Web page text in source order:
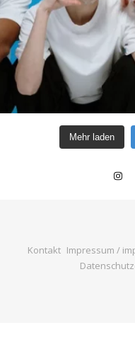
Mehr laden
Kontakt Impressum /